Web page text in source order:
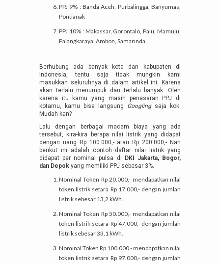
PPJ 9% : Banda Aceh, Purbalingga, Banyumas,
Pontianak
PPJ 10% : Makassar, Gorontalo, Palu, Mamuju,
Palangkaraya, Ambon, Samarinda
Berhubung ada banyak kota dan kabupaten di
Indonesia, tentu saja tidak mungkin kami
masukkan seluruhnya di dalam artikel ini. Karena
akan terlalu menumpuk dan terlalu banyak. Oleh
karena itu kamu yang masih penasaran PPJ di
kotamu, kamu bisa langsung Googling saja kok.
Mudah kan?
Lalu dengan berbagai macam biaya yang ada
tersebut, kira-kira berapa nilai listrik yang didapat
dengan uang Rp 100.000,- atau Rp 200.000,- Nah
berikut ini adalah contoh daftar nilai listrik yang
didapat per nominal pulsa di
DKI Jakarta, Bogor,
dan Depok yang memiliki PPJ sebesar 3%.
Nominal Token Rp 20.000,- mendapatkan nilai
token listrik setara Rp 17.000,- dengan jumlah
listrik sebesar 13,2 kWh.
Nominal Token Rp 50.000,- mendapatkan nilai
token listrik setara Rp 47.000,- dengan jumlah
listrik sebesar 33,1 kWh.
Nominal Token Rp 100.000,- mendapatkan nilai
token listrik setara Rp 97.000,- dengan jumlah